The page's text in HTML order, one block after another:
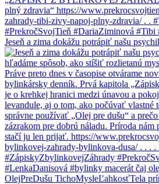
Jeseň a zima dokážu potrápiť našu